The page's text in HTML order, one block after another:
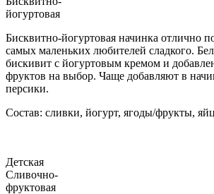
йогуртовая
Бисквитно-йогуртовая начинка отлично
самых маленьких любителей сладкого.
бискивит с йогуртовым кремом и
фруктов на выбор. Чаще добавляют в
персики.
Состав: сливки, йогурт, ягоды/фрукты,
Детская
Сливочно-
фруктовая